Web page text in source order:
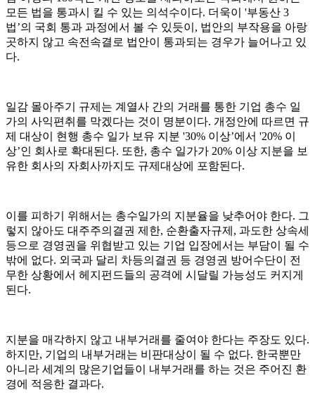
모든 법을 통과시 킬 수 있는 의석수이다. 더욱이 '부동산 3
법’의 국회 통과 과정에서 볼 수 있듯이, 법안의 부작용을 아랑
곳하지 않고 속전속결로 법안이 통과되는 경우가 늘어나고 있
다.
일감 몰아주기 규제는 계열사 간의 거래를 통한 기업 총수 일
가의 사익편취를 막겠다는 것이 명분이다. 개정안에 따르면 규
제 대상이 현행 총수 일가 보유 지분 '30% 이상’에서 '20% 이
상’인 회사로 확대된다. 또한, 총수 일가가 20% 이상 지분을 보
유한 회사의 자회사까지도 규제대상에 포함된다.
이를 피하기 위해서는 총수일가의 지분율을 낮추어야 한다. 그
렇지 않아도 대주주의결권 제한, 순환출자규제, 과도한 상속세
등으로 경영권을 위협받고 있는 기업 입장에서는 부담이 될 수
밖에 없다. 외국과 달리 차등의결권 등 경영권 방어수단이 전
무한 상황에서 헤지펀드들의 공격에 시달릴 가능성도 커지게
된다.
지분을 매각하지 않고 내부거래를 줄여야 한다는 주장도 있다.
하지만, 기업의 내부거래는 비판대상이 될 수 없다. 한국뿐만
아니라 세계의 많은기업들이 내부거래를 하는 것은 주어진 환
경에 적응한 결과다.